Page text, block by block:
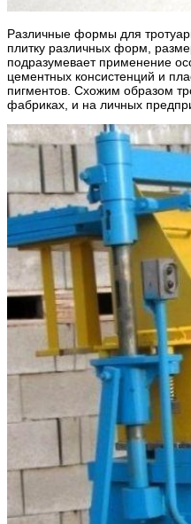
Различные формы для
плитку различных форм,
подразумевает применение
цементных консистенций и
пигментов. Схожим образом
фабриках, и на личных